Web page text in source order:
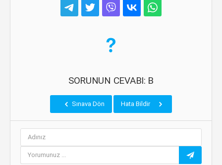
SORUNUN CEVABI: B
Sınava Dön Hata Bildir